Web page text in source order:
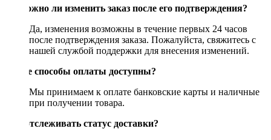
Возможно ли изменить заказ после его подтверждения?
Да, изменения возможны в течение первых 24 часов
после подтверждения заказа. Пожалуйста, свяжитесь с
нашей службой поддержки для внесения изменений.
Какие способы оплаты доступны?
Мы принимаем к оплате банковские карты и наличные
при получении товара.
Как отслеживать статус доставки?